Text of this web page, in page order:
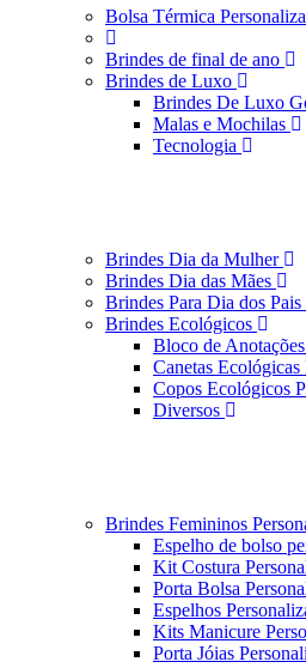
Bolsa Térmica
Brindes de final de ano
Brindes de Luxo
Brindes De Luxo
Malas e Mochilas
Tecnologia
Brindes Dia da Mulher
Brindes Dia das Mães
Brindes Para Dia dos Pais
Brindes Ecológicos
Bloco de
Canetas Ecológicas
Copos Ecológicos
Diversos
Brindes Femininos
Espelho de bolso
Kit Costura
Porta Bolsa
Espelhos
Kits Manicure
Porta Jóias